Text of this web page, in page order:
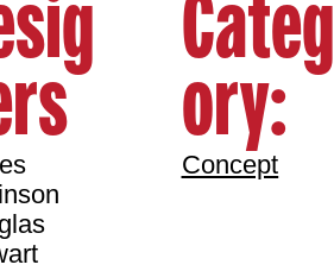
Categ
ory:
Concept